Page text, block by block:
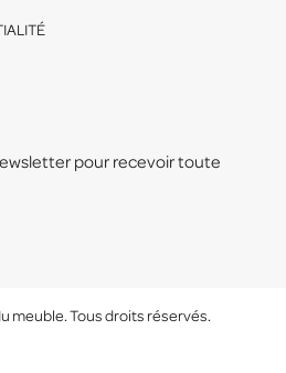
pour recevoir toute
meuble. Tous droits réservés.